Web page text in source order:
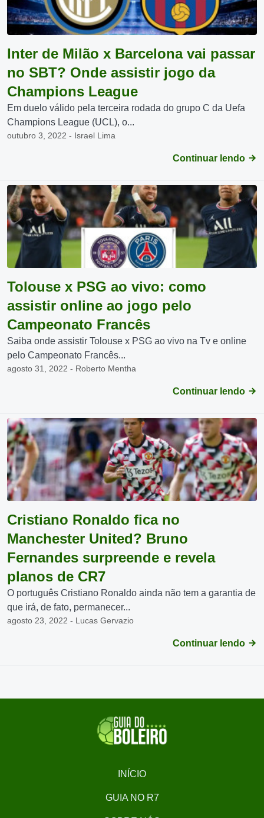
Inter de Milão x Barcelona vai passar
no SBT? Onde assistir jogo da
Champions League
Em duelo válido pela terceira rodada do grupo C da Uefa
Champions League (UCL), o...
outubro 3, 2022 - Israel Lima
Continuar lendo
Tolouse x PSG ao vivo: como
assistir online ao jogo pelo
Campeonato Francês
Saiba onde assistir Tolouse x PSG ao vivo na Tv e online
pelo Campeonato Francês...
agosto 31, 2022 - Roberto Mentha
Continuar lendo
Cristiano Ronaldo fica no
Manchester United? Bruno
Fernandes surpreende e revela
planos de CR7
O português Cristiano Ronaldo ainda não tem a garantia de
que irá, de fato, permanecer...
agosto 23, 2022 - Lucas Gervazio
Continuar lendo
INÍCIO
GUIA NO R7